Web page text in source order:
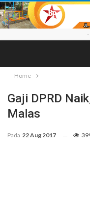
Home
Gaji DPRD
Malas
Pada 22 Aug 2017